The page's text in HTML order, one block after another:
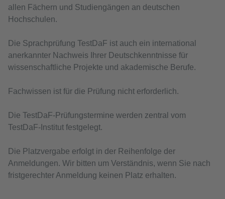
allen Fächern und Studiengängen an deutschen
Hochschulen.
Die Sprachprüfung TestDaF ist auch ein international
anerkannter Nachweis Ihrer Deutschkenntnisse für
wissenschaftliche Projekte und akademische Berufe.
Fachwissen ist für die Prüfung nicht erforderlich.
Die TestDaF-Prüfungstermine werden zentral vom
TestDaF-Institut festgelegt.
Die Platzvergabe erfolgt in der Reihenfolge der
Anmeldungen. Wir bitten um Verständnis, wenn Sie nach
fristgerechter Anmeldung keinen Platz erhalten.